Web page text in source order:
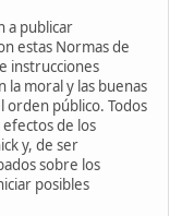
a publicar
estas Normas de
instrucciones
la moral y las buenas
orden público. Todos
efectos de los
y, de ser
sobre los
posibles